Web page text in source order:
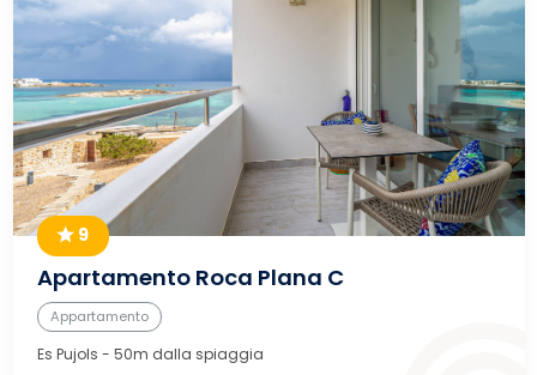
9
Apartamento Roca Plana C
Appartamento
Es Pujols - 50m dalla spiaggia